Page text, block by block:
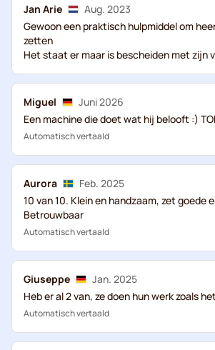
Jan Arie
Aug. 2023
Gewoon een praktisch hulpmiddel om
zetten
Het staat er maar is bescheiden met zijn
Miguel
Juni 2026
Een machine die doet wat hij belooft :)
Automatisch vertaald
Aurora
Feb. 2025
10 van 10. Klein en handzaam, zet goede
Betrouwbaar
Automatisch vertaald
Giuseppe
Jan. 2025
Heb er al 2 van, ze doen hun werk zoals
Automatisch vertaald